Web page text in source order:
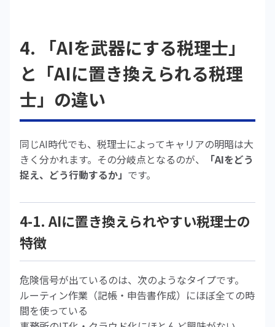
4. 「AIを武器にする税理士」
と「AIに置き換えられる税理
士」の違い
同じAI時代でも、税理士によってキャリアの明暗は大
きく分かれます。その分岐点となるのが、
「AIをどう
捉え、どう行動するか」 です。
4-1. AIに置き換えられやすい税理士の
特徴
危険信号が出ているのは、次のようなタイプです。
ルーティン作業（記帳・申告書作成）にほぼ全ての時
間を使っている